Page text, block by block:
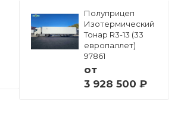
Полуприцеп
Изотермический
Тонар R3-13 (33
европаллет)
97861
от
3 928 500 ₽